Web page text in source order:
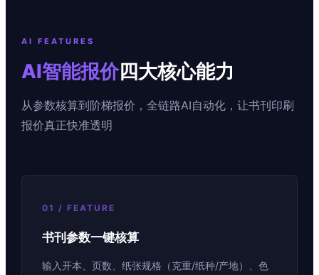
AI FEATURES
AI智能报价四大核心能力
从参数核算到阶梯报价，全链路AI自动化，让书刊印刷
报价真正快准透明
01 / FEATURE
书刊参数一键核算
输入开本、页数、纸张规格（克重/纸种/产地）、色